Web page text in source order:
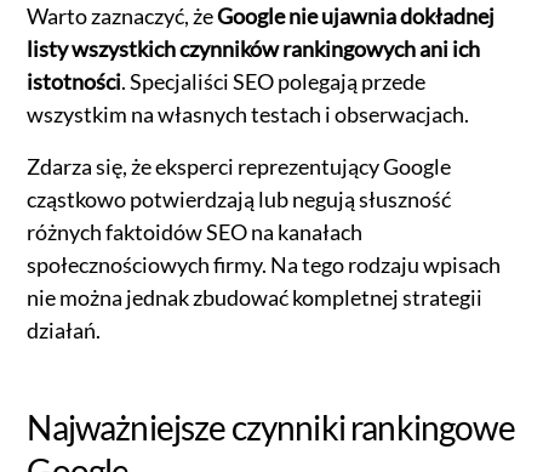
Warto zaznaczyć, żeGoogle nie ujawnia dokładnej
listy wszystkich czynników rankingowych ani ich
istotności. Specjaliści SEO polegają przede
wszystkim na własnych testach i obserwacjach.
Zdarza się, że eksperci reprezentujący Google
cząstkowo potwierdzają lub negują słuszność
różnych faktoidów SEO na kanałach
społecznościowych firmy. Na tego rodzaju wpisach
nie można jednak zbudować kompletnej strategii
działań.
Najważniejsze czynniki rankingowe